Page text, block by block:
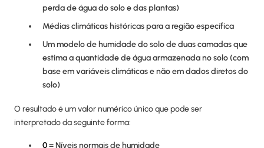
perda de água do solo e das plantas)
Médias climáticas históricas para a região específica
Um modelo de humidade do solo de duas camadas que
estima a quantidade de água armazenada no solo (com
base em variáveis climáticas e não em dados diretos do
solo)
O resultado é um valor numérico único que pode ser
interpretado da seguinte forma:
0= Níveis normais de humidade